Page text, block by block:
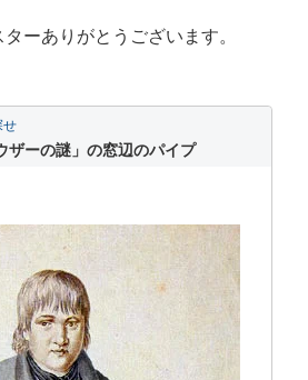
ーありがとうございます。
せ
ザーの謎」の窓辺のパイプ